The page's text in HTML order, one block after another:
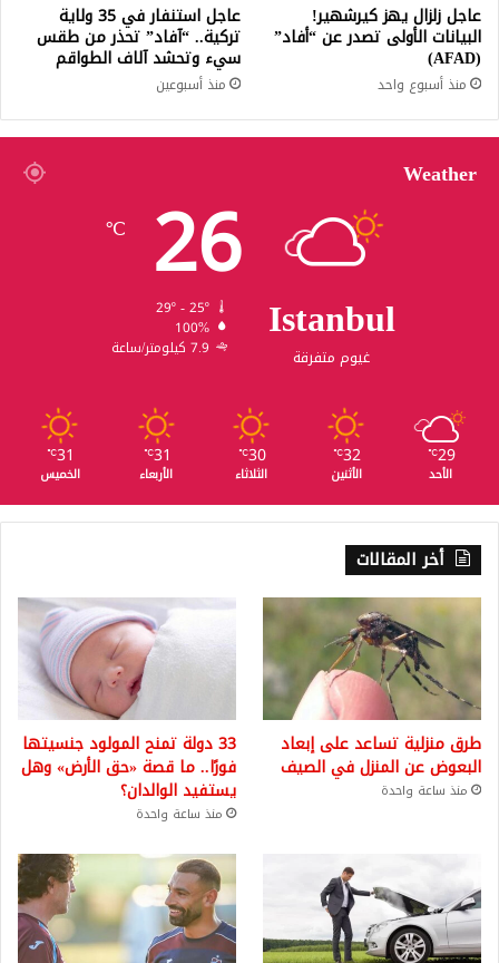
عاجل زلزال يهز كيرشهير!
البيانات الأولى تصدر عن “أفاد”
(AFAD)
منذ أسبوع واحد
عاجل استنفار في 35 ولاية
تركية.. “آفاد” تحذر من طقس
سيء وتحشد آلاف الطواقم
منذ أسبوعين
Weather
Istanbul
غيوم متفرقة
26
℃
29º - 25º
100%
7.9 كيلومتر/ساعة
29
℃
الأحد
32
℃
الأثنين
30
℃
الثلاثاء
31
℃
الأربعاء
31
℃
الخميس
أخر المقالات
طرق منزلية تساعد على إبعاد
البعوض عن المنزل في الصيف
منذ ساعة واحدة
33 دولة تمنح المولود جنسيتها
فورًا.. ما قصة «حق الأرض» وهل
يستفيد الوالدان؟
منذ ساعة واحدة